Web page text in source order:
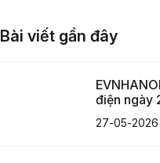
Bài viết gần đây
điện ngày
27-05-2026